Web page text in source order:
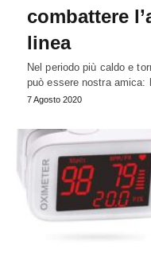
combattere
linea
Nel periodo più caldo e
può essere nostra amica:
7 Agosto 2020